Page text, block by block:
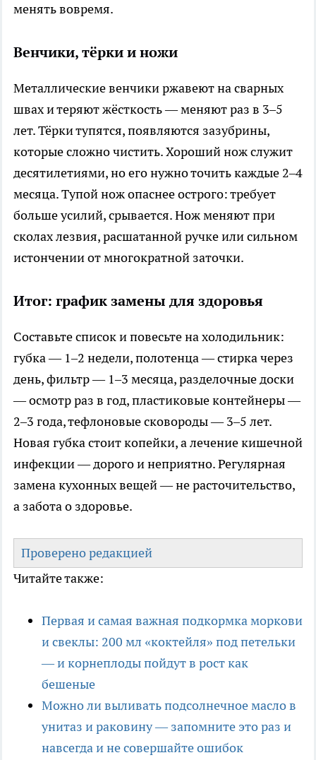
менять вовремя.
Венчики, тёрки и ножи
Металлические венчики ржавеют на сварных
швах и теряют жёсткость — меняют раз в 3–5
лет. Тёрки тупятся, появляются зазубрины,
которые сложно чистить. Хороший нож служит
десятилетиями, но его нужно точить каждые 2–4
месяца. Тупой нож опаснее острого: требует
больше усилий, срывается. Нож меняют при
сколах лезвия, расшатанной ручке или сильном
истончении от многократной заточки.
Итог: график замены для здоровья
Составьте список и повесьте на холодильник:
губка — 1–2 недели, полотенца — стирка через
день, фильтр — 1–3 месяца, разделочные доски
— осмотр раз в год, пластиковые контейнеры —
2–3 года, тефлоновые сковороды — 3–5 лет.
Новая губка стоит копейки, а лечение кишечной
инфекции — дорого и неприятно. Регулярная
замена кухонных вещей — не расточительство,
а забота о здоровье.
Проверено редакцией
Читайте также:
Первая и самая важная подкормка моркови
и свеклы: 200 мл «коктейля» под петельки
— и корнеплоды пойдут в рост как
бешеные
Можно ли выливать подсолнечное масло в
унитаз и раковину — запомните это раз и
навсегда и не совершайте ошибок